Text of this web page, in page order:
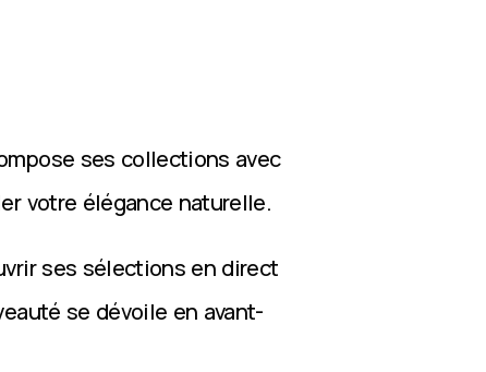
ses collections avec
votre élégance naturelle.
ses sélections en direct
se dévoile en avant-